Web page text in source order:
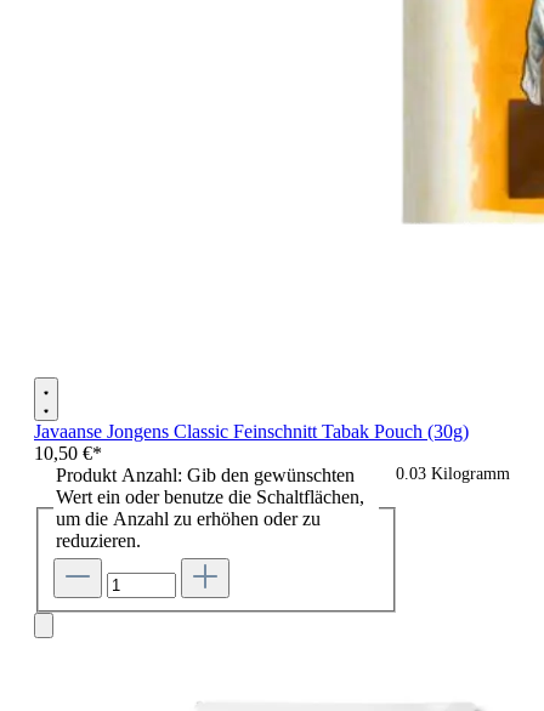
Javaanse Jongens Classic Feinschnitt Tabak Pouch (30g)
10,50 €*
0.03 Kilogramm
Produkt Anzahl: Gib den gewünschten
Wert ein oder benutze die Schaltflächen,
um die Anzahl zu erhöhen oder zu
reduzieren.